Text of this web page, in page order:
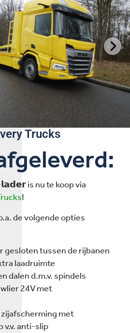
Trucks
is nu te koop via
!
de volgende opties
gesloten tussen de rijbanen
laadruimte
dalen d.m.v. spindels
24V met
met
v.v. anti-slip